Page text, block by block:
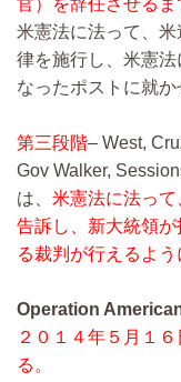
官）を辞任させるま
米憲法に法って、
律を施行し、米憲
なったポストに就か
第三段階– West,
Gov Walker,
は、 米憲法に法っ
告訴し、新大統領
る裁判が行えるよう
Operation
２０１４年５月１
る。